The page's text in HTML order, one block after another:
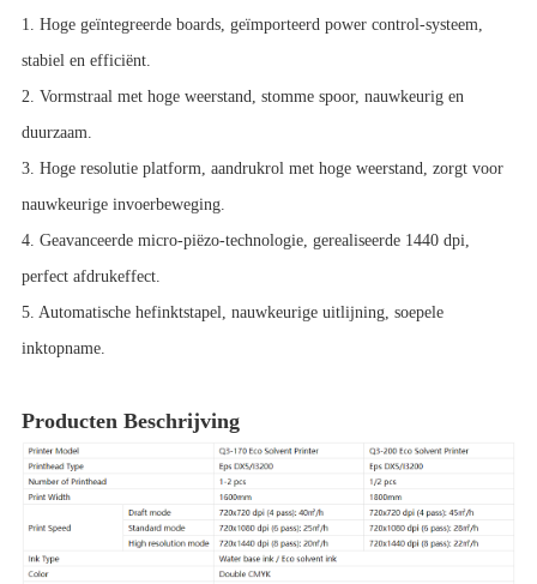
1. Hoge geïntegreerde boards, geïmporteerd power control-systeem,
stabiel en efficiënt.
2. Vormstraal met hoge weerstand, stomme spoor, nauwkeurig en
duurzaam.
3. Hoge resolutie platform, aandrukrol met hoge weerstand, zorgt voor
nauwkeurige invoerbeweging.
4. Geavanceerde micro-piëzo-technologie, gerealiseerde 1440 dpi,
perfect afdrukeffect.
5. Automatische hefinktstapel, nauwkeurige uitlijning, soepele
inktopname.
Producten Beschrijving